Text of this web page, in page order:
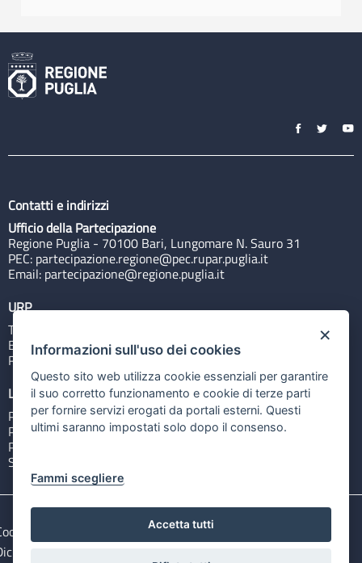
Contatti e indirizzi
Ufficio della Partecipazione
Regione Puglia - 70100 Bari, Lungomare N. Sauro 31
PEC: partecipazione.regione@pec.rupar.puglia.it
Email: partecipazione@regione.puglia.it
URP
Tel: 800713939
Email:quiregione@regione.puglia.it
Rubrica
Link utili
Portale Istituzionale
PO FESR Puglia 2014-2020
PSR Puglia 2014-2020
Sistema Puglia
e privacy
Note legali
di accessibilità
×
Informazioni sull'uso dei cookies
Questo sito web utilizza cookie essenziali per garantire
il suo corretto funzionamento e cookie di terze parti
per fornire servizi erogati da portali esterni. Questi
ultimi saranno impostati solo dopo il consenso.
Fammi scegliere
Accetta tutti